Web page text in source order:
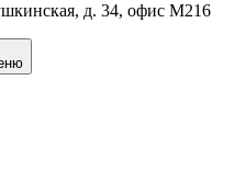
д. 34, офис М216